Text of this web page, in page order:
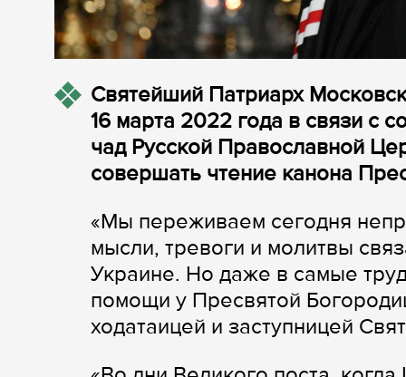
Святейший Патриарх
16 марта 2022 года в связи с
чад Русской Православной
совершать чтение канона
«Мы переживаем сегодня
мысли, тревоги и молитвы
Украине. Но даже в самые
помощи у Пресвятой
ходатаицей и заступницей